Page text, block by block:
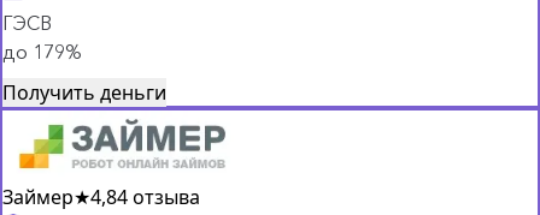
ГЭСВ
до 179%
Получить деньги
Займер★4,84 отзыва